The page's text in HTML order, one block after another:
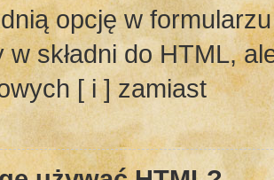
opcję w
w składni do HTML,
[ i ] zamiast